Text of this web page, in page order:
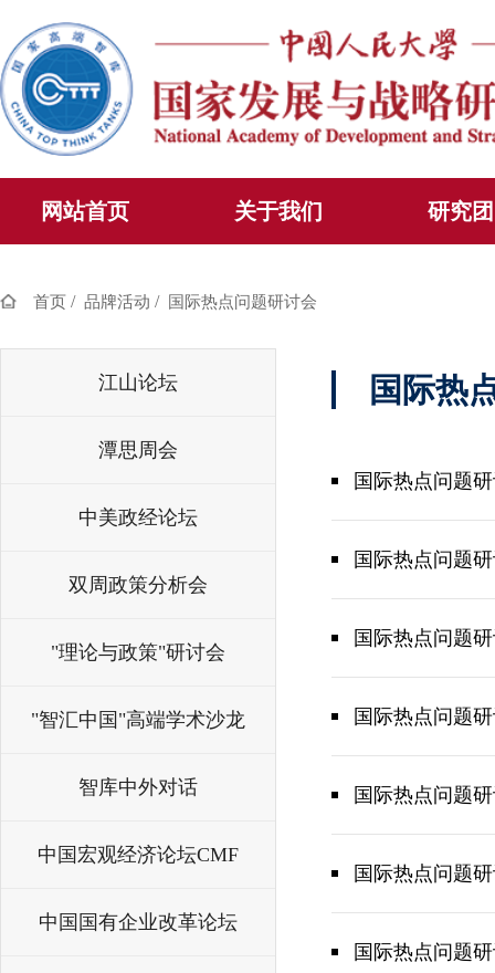
网站首页 关于我们 研究
首页 / 品牌活动 / 国际热点问题研讨会
江山论坛
潭思周会
中美政经论坛
双周政策分析会
"理论与政策"研讨会
"智汇中国"高端学术沙龙
智库中外对话
中国宏观经济论坛CMF
中国国有企业改革论坛
国际热
国际热点问题
国际热点问题
国际热点问题
国际热点问题
国际热点问题
国际热点问题
国际热点问题